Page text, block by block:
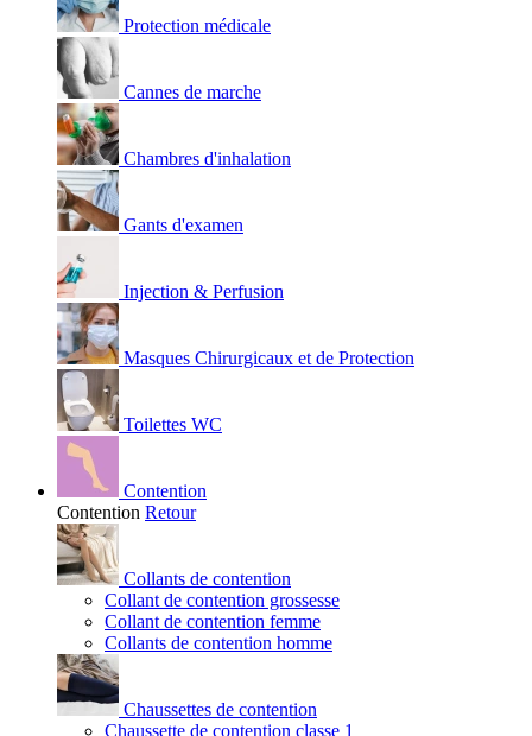
Protection médicale
Cannes de marche
Chambres d'inhalation
Gants d'examen
Injection & Perfusion
Masques Chirurgicaux et de Protection
Toilettes WC
Contention
Contention Retour
Collants de contention
Collant de contention grossesse
Collant de contention femme
Collants de contention homme
Chaussettes de contention
Chaussette de contention classe 1